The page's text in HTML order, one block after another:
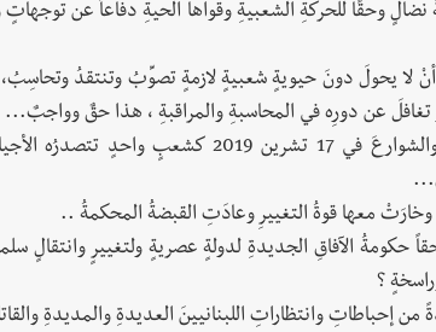
نضالٍ وحقًا للحركةِ الشعبيةِ وقواها الحيةِ دفاعاً عن
لا يحولَ دونَ حيويةٍ شعبيةٍ لازمةٍ تصوِّبُ وتنتقدُ
تغافلَ عن دورِه في المحاسبةِ والمراقبةِ ، هذا حقٌ وواجبٌ...
ملأَ اللبنانيون الساحاتِ والشوارعَ في 17
معها قوةُ التغييرِ وعادَتِ القبضةُ المحكمةُ ..
حكومةُ الآفاقِ الجديدةِ لدولةٍ عصريةٍ ولتغييرٍ وانتقالٍ
؟
إحباطاتِ وانتظاراتِ اللبنانيينَ العديدةِ والمديدةِ